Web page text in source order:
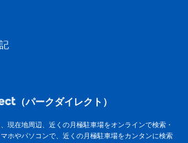
（パークダイレクト）
現在地周辺、近くの月極駐車場をオンラインで検索・
ホやパソコンで、近くの月極駐車場をカンタンに検索